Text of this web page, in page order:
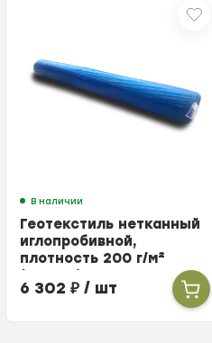
В наличии
Геотекстиль нетканный
иглопробивной,
плотность 200 г/м²
(2х50 м)
6 302 ₽/ шт